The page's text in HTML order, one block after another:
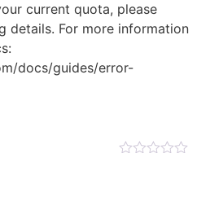
current quota, please
details. For more information
docs/guides/error-